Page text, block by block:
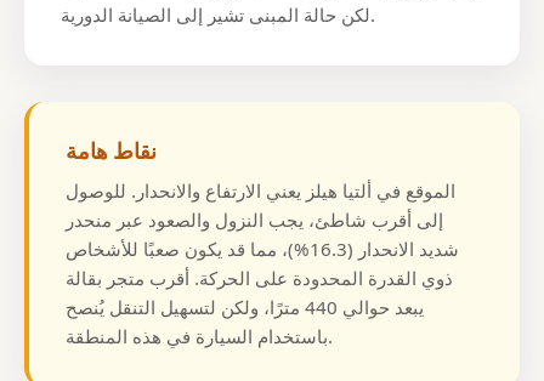
لكن حالة المبنى تشير إلى الصيانة الدورية.
نقاط هامة
الموقع في ألتيا هيلز يعني الارتفاع والانحدار. للوصول
إلى أقرب شاطئ، يجب النزول والصعود عبر منحدر
شديد الانحدار (16.3%)، مما قد يكون صعبًا للأشخاص
ذوي القدرة المحدودة على الحركة. أقرب متجر بقالة
يبعد حوالي 440 مترًا، ولكن لتسهيل التنقل يُنصح
باستخدام السيارة في هذه المنطقة.